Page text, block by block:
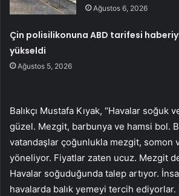
Ağustos 6, 2026
Çin polisilikonuna ABD tarifesi
yükseldi
Ağustos 5, 2026
Balıkçı Mustafa Kıyak, “Havalar soğuk
güzel. Mezgit, barbunya ve hamsi bol.
vatandaşlar çoğunlukla mezgit, somon
yöneliyor. Fiyatlar zaten ucuz. Mezgit
Havalar soğuduğunda talep artıyor.
havalarda balık yemeyi tercih ediyorlar.